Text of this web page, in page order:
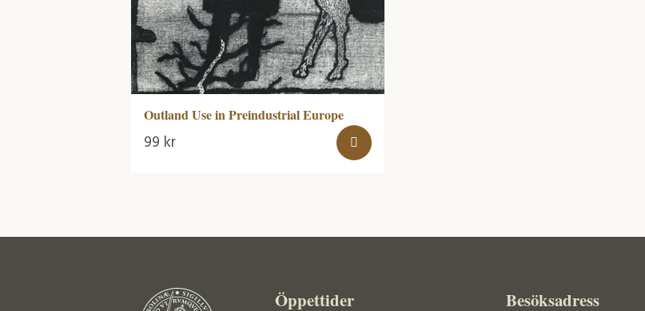
Outland Use in Preindustrial Europe
99 kr
Öppettider Besöksadress